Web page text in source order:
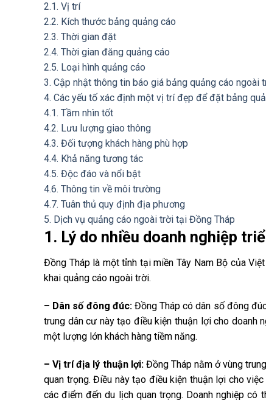
2.1. Vị trí
2.2. Kích thước bảng quảng cáo
2.3. Thời gian đặt
2.4. Thời gian đăng quảng cáo
2.5. Loại hình quảng cáo
3. Cập nhật thông tin báo giá bảng quảng cáo ngoài
4. Các yếu tố xác định một vị trí đẹp để đặt bảng
4.1. Tầm nhìn tốt
4.2. Lưu lượng giao thông
4.3. Đối tượng khách hàng phù hợp
4.4. Khả năng tương tác
4.5. Độc đáo và nổi bật
4.6. Thông tin về môi trường
4.7. Tuân thủ quy định địa phương
5. Dịch vụ quảng cáo ngoài trời tại Đồng Tháp
1. Lý do nhiều doanh nghiệp
Đồng Tháp là một tỉnh tại miền Tây Nam Bộ của
khai quảng cáo ngoài trời.
– Dân số đông đúc: Đồng Tháp có dân số đông
trung dân cư này tạo điều kiện thuận lợi cho
một lượng lớn khách hàng tiềm năng.
– Vị trí địa lý thuận lợi:Đồng Tháp nằm ở vùng
quan trọng. Điều này tạo điều kiện thuận lợi cho
các điểm đến du lịch quan trọng. Doanh nghiệp